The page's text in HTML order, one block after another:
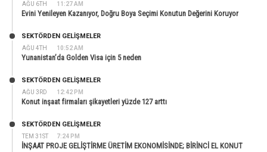
AĞU 6TH 11:27 AM
Evini Yenileyen Kazanıyor, Doğru Boya Seçimi Konutun Değerini Koruyor
AĞU 4TH 10:52 AM
SEKTÖRDEN GELIŞMELER
Yunanistan’da Golden Visa için 5 neden
AĞU 3RD 12:42 PM
SEKTÖRDEN GELIŞMELER
Konut inşaat firmaları şikayetleri yüzde 127 arttı
TEM 31ST 7:24 PM
SEKTÖRDEN GELIŞMELER
İNŞAAT PROJE GELİŞTİRME ÜRETİM EKONOMİSİNDE; BİRİNCİ EL KONUT